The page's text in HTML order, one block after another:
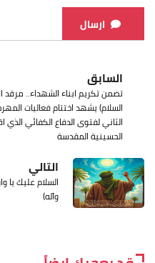
ارسال
السابق
تضمن تكريم ابناء الشهداء.. مرقد
السلام) يشهد اختتام فعاليات
الثاني لفتوى الدفاع الكفائي الذي
الحسينية المقدسة
التالي
السلام عليك يا
وآله)